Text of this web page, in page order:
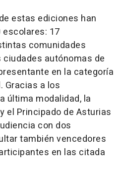
estas ediciones han
17
comunidades
autónomas de
en la categoría
Gracias a los
última modalidad, la
el Principado de Asturias
con dos
también vencedores
en las citada